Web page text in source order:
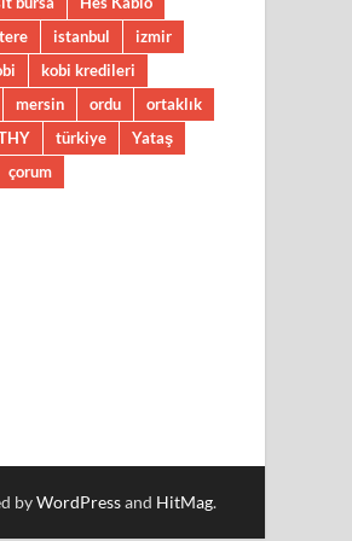
istanbul
izmir
kobi kredileri
mersin ordu
ortaklık
türkiye
Yataş
çorum
byWordPressand HitMag.